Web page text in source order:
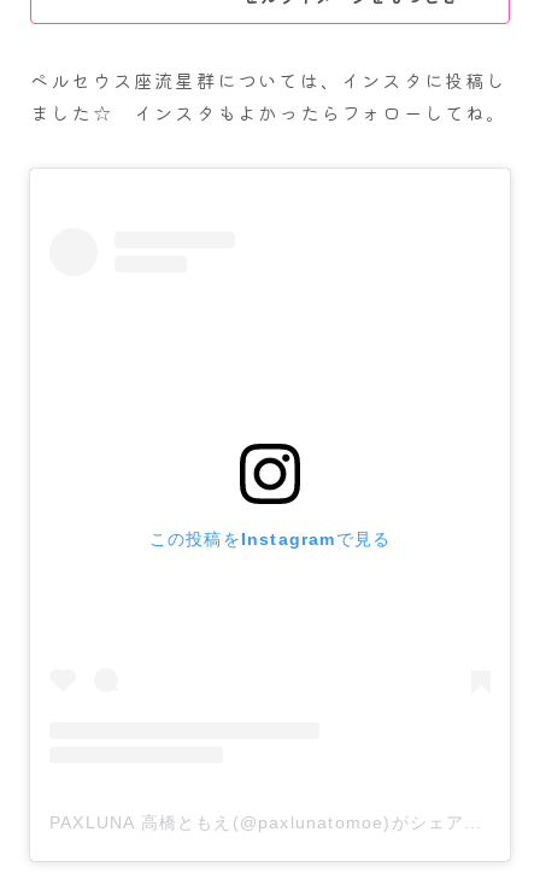
ペルセウス座流星群については、インスタに投稿し
ました☆ インスタもよかったらフォローしてね。
この投稿をInstagramで見る